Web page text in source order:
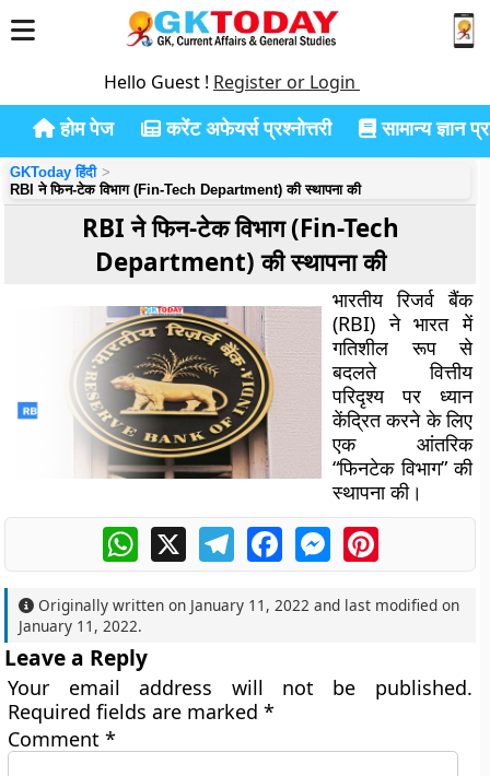
Hello Guest ! Register or Login
होम पेज करेंट अफेयर्स प्रश्नोत्तरी सामान्य ज्ञान
GKToday हिंदी
RBI ने फिन-टेक विभाग (Fin-Tech Department) की स्थापना की
RBI ने फिन-टेक विभाग (Fin-Tech
Department) की स्थापना की
भारतीय रिजर्व बैंक
(RBI) ने भारत में
गतिशील रूप से
बदलते वित्तीय
परिदृश्य पर ध्यान
केंद्रित करने के लिए
एक आंतरिक
“फिनटेक विभाग” की
स्थापना की।
WhatsApp
X TelegramFacebookMessengerPinterest
Originally written on January 11, 2022 and last modified on
January 11, 2022.
Leave a Reply
Your email address will not be published.
Required fields are marked*
Comment*